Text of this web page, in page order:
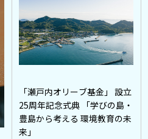
「瀬戸内オリーブ基金」 設立
25周年記念式典 「学びの島・
豊島から考える 環境教育の未
来」